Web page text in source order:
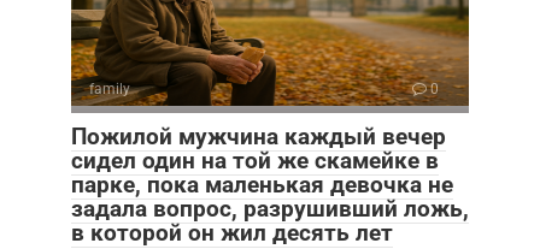
family 0
Пожилой мужчина каждый вечер
сидел один на той же скамейке в
парке, пока маленькая девочка не
задала вопрос, разрушивший ложь,
в которой он жил десять лет